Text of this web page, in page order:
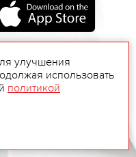
улучшения
использовать
политикой